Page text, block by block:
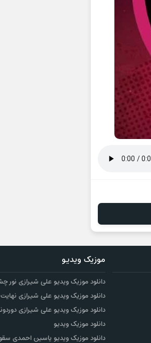
موزیک ویدیو
دانلود موزیک ویدیو علی شیرازی نور
دانلود موزیک ویدیو علی شیرازی
دانلود موزیک ویدیو علی شیرازی
دانلود موزیک ویدیو
دانلود موزیک ویدیو یاسین احمدی